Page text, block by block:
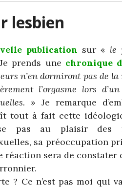
lesbien
publication sur « le
prends une chronique
n’en dormiront pas de
l’orgasme lors
» Je remarque
tout à fait cette
pas au plaisir des
sa préoccupation
réaction sera de
? Ce n’est pas moi qui